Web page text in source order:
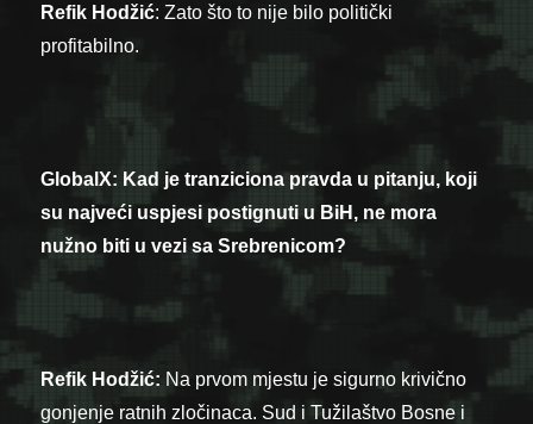
Refik Hodžić: Zato što to nije bilo politički
profitabilno.
GlobalX: Kad je tranziciona pravda u pitanju, koji
su najveći uspjesi postignuti u BiH, ne mora
nužno biti u vezi sa Srebrenicom?
Refik Hodžić: Na prvom mjestu je sigurno krivično
gonjenje ratnih zločinaca. Sud i Tužilaštvo Bosne i